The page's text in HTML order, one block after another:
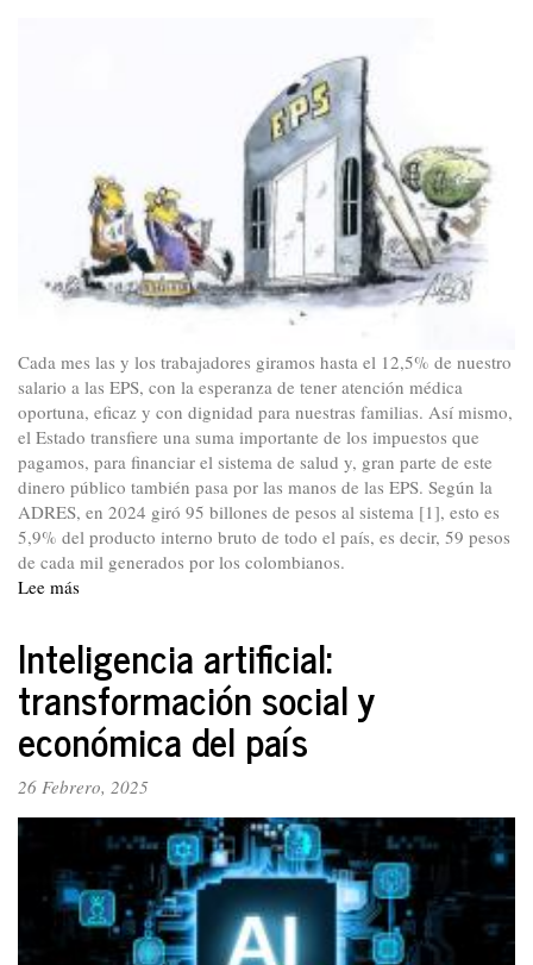
Cada mes las y los trabajadores giramos hasta el 12,5% de nuestro
salario a las EPS, con la esperanza de tener atención médica
oportuna, eficaz y con dignidad para nuestras familias. Así mismo,
el Estado transfiere una suma importante de los impuestos que
pagamos, para financiar el sistema de salud y, gran parte de este
dinero público también pasa por las manos de las EPS. Según la
ADRES, en 2024 giró 95 billones de pesos al sistema [1], esto es
5,9% del producto interno bruto de todo el país, es decir, 59 pesos
de cada mil generados por los colombianos.
Lee más
va
dinero
de
nuestros
aportes
salud?
Inteligencia artificial:
transformación social y
económica del país
26 Febrero, 2025